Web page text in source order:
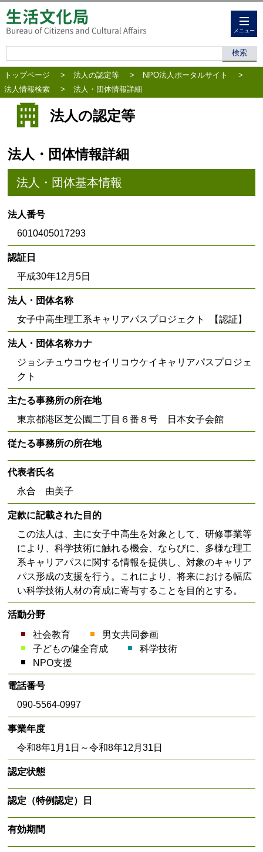
メニュー
トップページ > 法人の認定等 > NPO法人ポータルサイト
>
法人情報検索
> 法人・団体情報詳細
法人の認定等
法人・団体情報詳細
法人・団体基本情報
法人番号
6010405017293
認証日
平成30年12月5日
法人・団体名称
女子中高生理工系キャリアパスプロジェクト 【認証】
法人・団体名称カナ
ジョシチュウコウセイリコウケイキャリアパスプロジェ
クト
主たる事務所の所在地
東京都港区芝公園二丁目６番８号 日本女子会館
従たる事務所の所在地
代表者氏名
永合 由美子
定款に記載された目的
この法人は、主に女子中高生を対象として、研修事業等
により、科学技術に触れる機会、ならびに、多様な理工
系キャリアパスに関する情報を提供し、対象のキャリア
パス形成の支援を行う。これにより、将来における幅広
い科学技術人材の育成に寄与することを目的とする。
活動分野
社会教育
男女共同参画
子どもの健全育成
科学技術
NPO支援
電話番号
090-5564-0997
事業年度
令和8年1月1日～令和8年12月31日
認定状態
認定（特例認定）日
有効期間